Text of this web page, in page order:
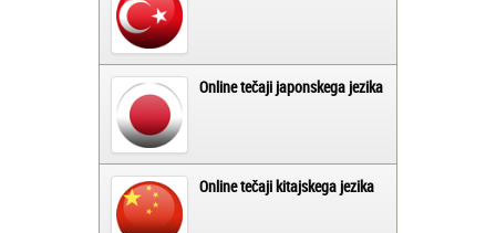
Online tečaji japonskega jezika
Online tečaji kitajskega jezika